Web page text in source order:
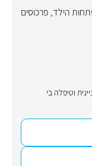
הילד, פרכוסים
וטיפלה בי